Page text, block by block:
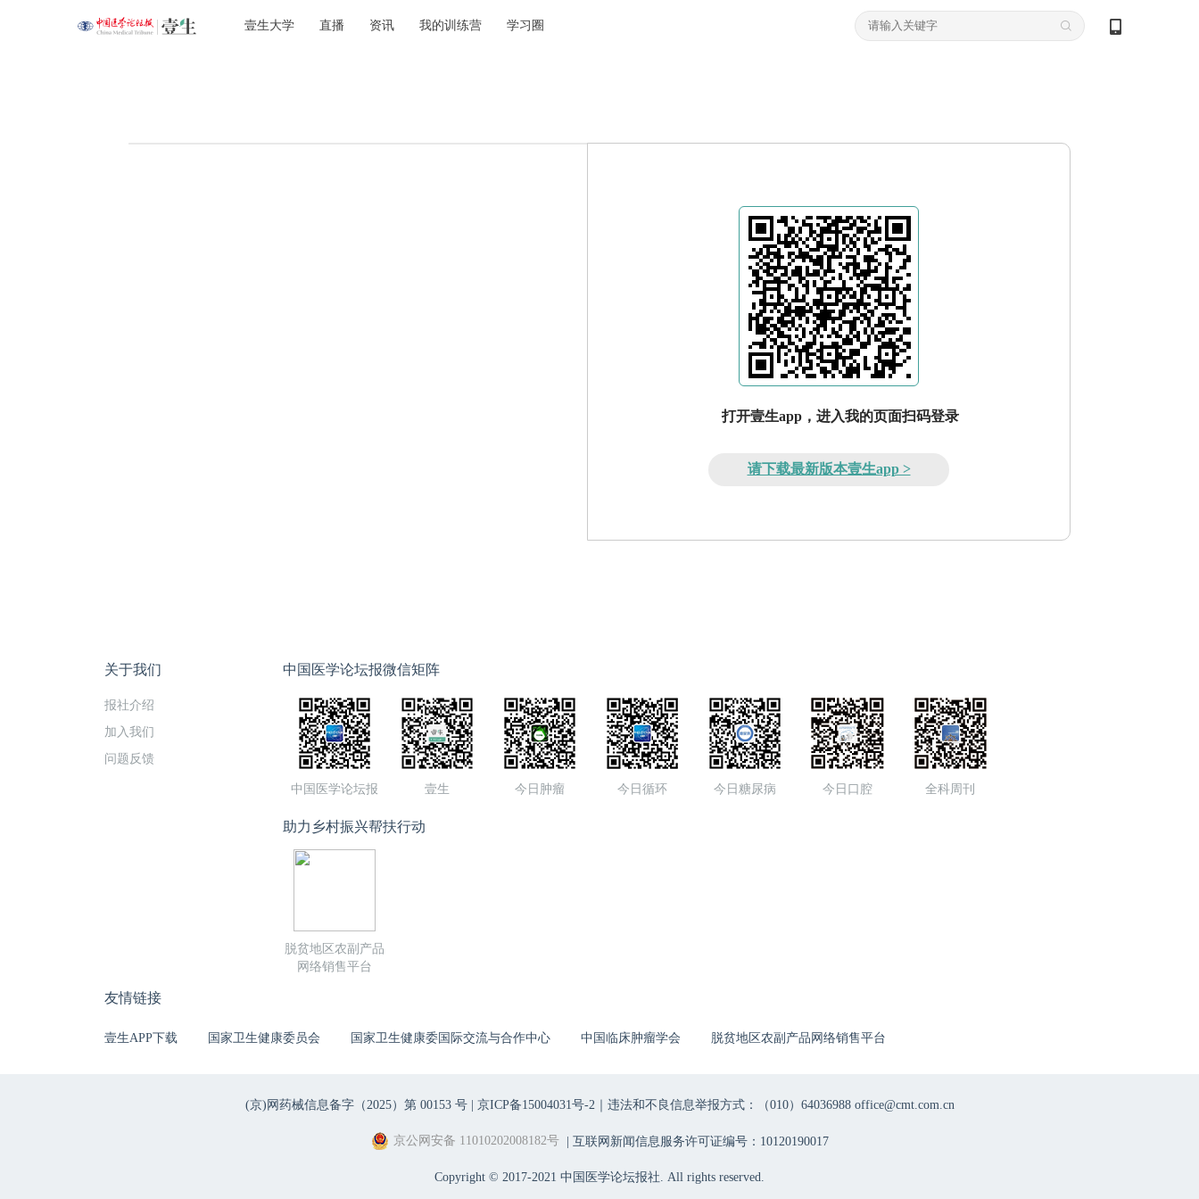
壹生大学 直播 资讯 我的训练营 学习圈
打开壹生app，进入我的页面扫码登录
请下载最新版本壹生app >
关于我们
报社介绍
加入我们
问题反馈
中国医学论坛报微信矩阵
中国医学论坛报 壹生 今日肿瘤 今日循环 今日糖尿病 今日口腔 全科周刊
助力乡村振兴帮扶行动
脱贫地区农副产品
网络销售平台
友情链接
壹生APP下载 国家卫生健康委员会 国家卫生健康委国际交流与合作中心 中国临床肿瘤学会 脱贫地区农副产品网络销售平台
(京)网药械信息备字（2025）第 00153 号 | 京ICP备15004031号-2｜违法和不良信息举报方式：（010）64036988 office@cmt.com.cn
京公网安备 11010202008182号| 互联网新闻信息服务许可证编号：10120190017
Copyright © 2017-2021 中国医学论坛报社. All rights reserved.